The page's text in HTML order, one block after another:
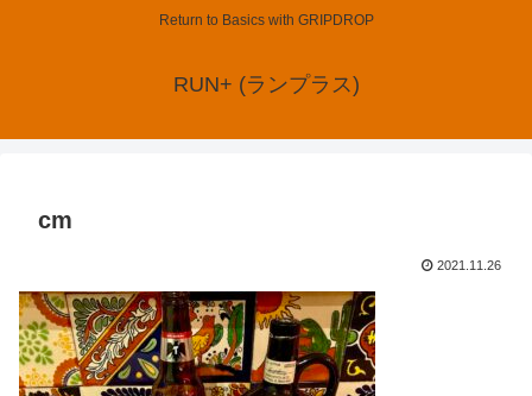
Return to Basics with GRIPDROP
RUN+ (ランプラス)
cm
2021.11.26